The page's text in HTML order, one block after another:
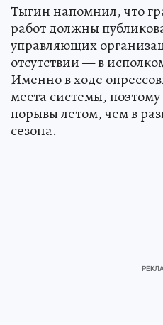
Тыгин напомнил, что
работ должны
управляющих
отсутствии — в
Именно в ходе
места системы,
порывы летом, чем в
сезона.